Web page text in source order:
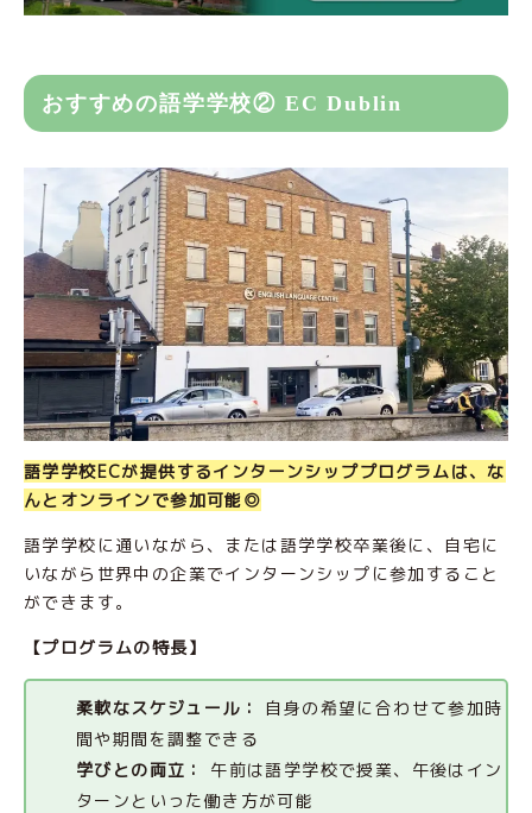
おすすめの語学学校② EC Dublin
語学学校ECが提供するインターンシッププログラムは、な
んとオンラインで参加可能◎
語学学校に通いながら、または語学学校卒業後に、自宅に
いながら世界中の企業でインターンシップに参加すること
ができます。
【プログラムの特長】
柔軟なスケジュール：
自身の希望に合わせて参加時
間や期間を調整できる
学びとの両立：
午前は語学学校で授業、午後はイン
ターンといった働き方が可能